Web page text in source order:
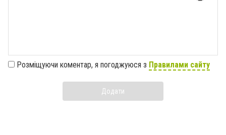
Розміщуючи коментар, я погоджуюся з Правилами сайту
Додати